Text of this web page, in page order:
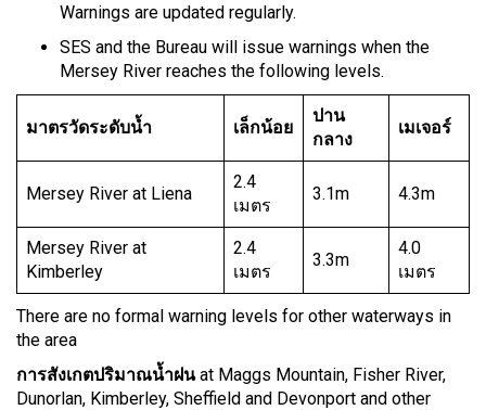
Warnings are updated regularly.
SES and the Bureau will issue warnings when the
Mersey River reaches the following levels.
มาตรวัดระดับน้ำ เล็กน้อย
ปาน
กลาง
เมเจอร์
Mersey River at Liena
2.4
เมตร
3.1m 4.3m
Mersey River at
Kimberley
2.4
เมตร
3.3m
4.0
เมตร
There are no formal warning levels for other waterways in
the area
การสังเกตปริมาณน้ำฝนat Maggs Mountain, Fisher River,
Dunorlan, Kimberley, Sheffield and Devonport and other